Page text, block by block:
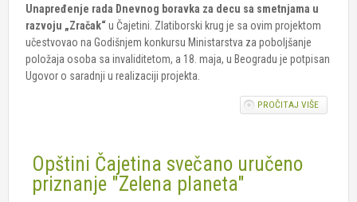
Unapređenje rada Dnevnog boravka za decu sa smetnjama u
razvoju „Zračak“u Čajetini. Zlatiborski krug je sa ovim projektom
učestvovao na Godišnjem konkursu Ministarstva za poboljšanje
položaja osoba sa invaliditetom, a 18. maja, u Beogradu je potpisan
Ugovor o saradnji u realizaciji projekta.
PROČITAJ VIŠEO
Opštini Čajetina svečano uručeno
priznanje "Zelena planeta"